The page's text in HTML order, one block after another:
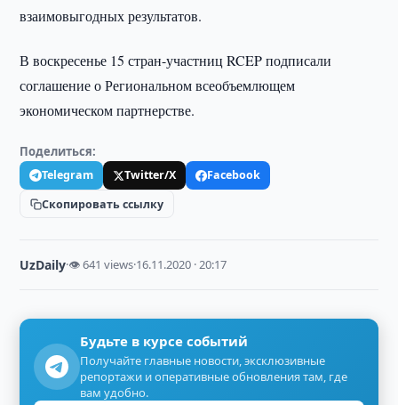
взаимовыгодных результатов.
В воскресенье 15 стран-участниц RCEP подписали
соглашение о Региональном всеобъемлющем
экономическом партнерстве.
Поделиться:
Telegram Twitter/X
Facebook
Скопировать ссылку
UzDaily·👁 641 views·16.11.2020 · 20:17
Будьте в курсе событий
Получайте главные новости, эксклюзивные
репортажи и оперативные обновления там, где
вам удобно.